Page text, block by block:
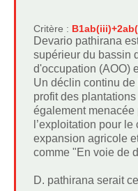
Critère :
Devario pathirana
supérieur du bassin
d'occupation (AOO)
Un déclin continu
profit des
également menacée
l’exploitation pour
expansion agricole
comme "En voie de
D. pathirana serait